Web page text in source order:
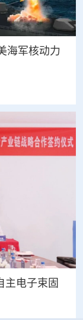
海军核动力
主电子束固